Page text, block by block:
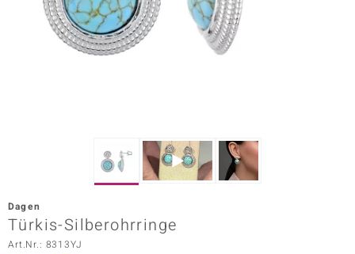
Edition
Vogue
Dagen
Türkis-Silberohrringe
Art.Nr.: 8313YJ